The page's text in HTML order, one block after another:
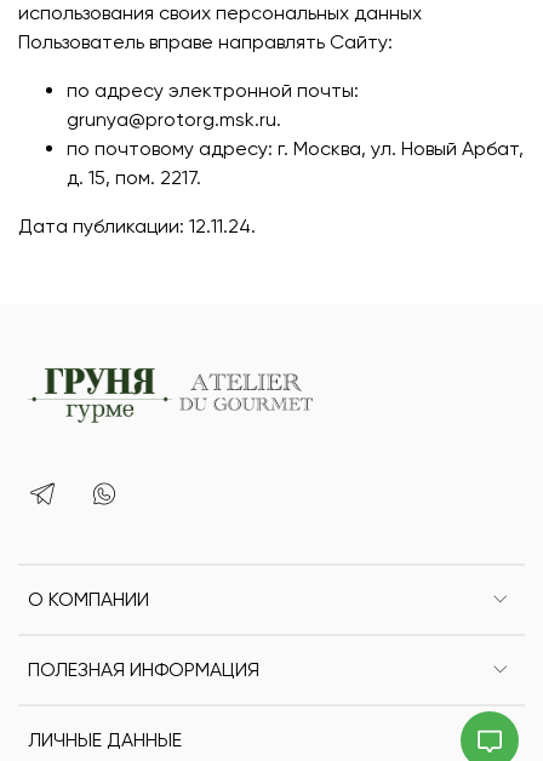
использования своих персональных данных
Пользователь вправе направлять Сайту:
по адресу электронной почты:
grunya@protorg.msk.ru.
по почтовому адресу: г. Москва, ул. Новый Арбат,
д. 15, пом. 2217.
Дата публикации: 12.11.24.
О КОМПАНИИ
ПОЛЕЗНАЯ ИНФОРМАЦИЯ
ЛИЧНЫЕ ДАННЫЕ